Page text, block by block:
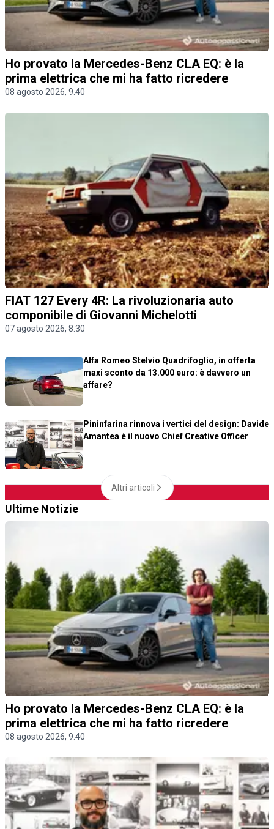
Ho provato la Mercedes-Benz CLA EQ: è la
prima elettrica che mi ha fatto ricredere
08 agosto 2026, 9.40
FIAT 127 Every 4R: La rivoluzionaria auto
componibile di Giovanni Michelotti
07 agosto 2026, 8.30
Alfa Romeo Stelvio Quadrifoglio, in offerta
maxi sconto da 13.000 euro: è davvero un
affare?
Pininfarina rinnova i vertici del design: Davide
Amantea è il nuovo Chief Creative Officer
Altri articoli
Ultime Notizie
Ho provato la Mercedes-Benz CLA EQ: è la
prima elettrica che mi ha fatto ricredere
08 agosto 2026, 9.40